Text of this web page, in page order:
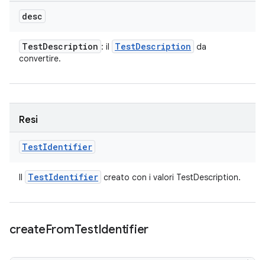
desc
TestDescription : il TestDescription da
convertire.
Resi
TestIdentifier
Il TestIdentifier creato con i valori TestDescription.
createFromTestIdentifier